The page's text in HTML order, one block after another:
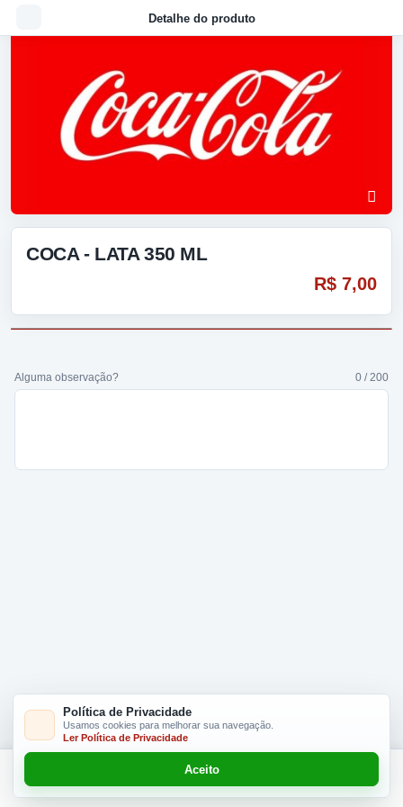
Detalhe do produto
COCA - LATA 350 ML
R$ 7,00
Adicionar R$ 7.00
Alguma observação? 0 / 200
Política de Privacidade
Usamos cookies para melhorar sua navegação.
Ler Política de Privacidade
Aceito